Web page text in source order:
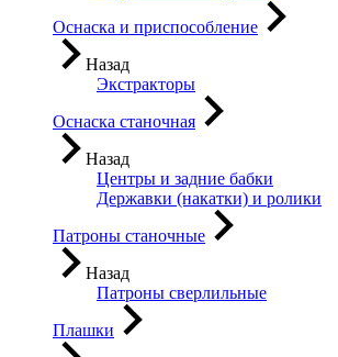
Оснаска и приспособление
Назад
Экстракторы
Оснаска станочная
Назад
Центры и задние бабки
Державки (накатки) и ролики
Патроны станочные
Назад
Патроны сверлильные
Плашки